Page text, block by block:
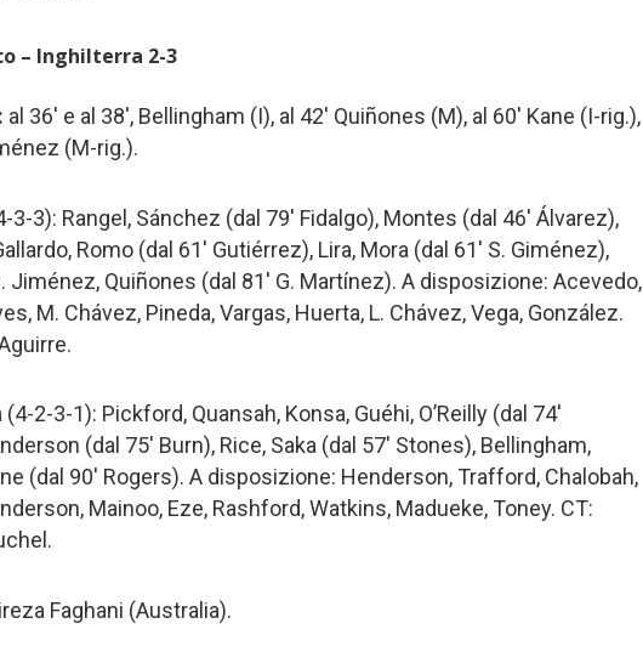
– Inghilterra 2-3
al 36′ e al 38′, Bellingham (I), al 42′ Quiñones (M), al 60′ Kane (I-rig.),
(M-rig.).
3-3): Rangel, Sánchez (dal 79′ Fidalgo), Montes (dal 46′ Álvarez),
Romo (dal 61′ Gutiérrez), Lira, Mora (dal 61′ S. Giménez),
Jiménez, Quiñones (dal 81′ G. Martínez). A disposizione: Acevedo,
M. Chávez, Pineda, Vargas, Huerta, L. Chávez, Vega, González.
(4-2-3-1): Pickford, Quansah, Konsa, Guéhi, O’Reilly (dal 74′
(dal 75′ Burn), Rice, Saka (dal 57′ Stones), Bellingham,
(dal 90′ Rogers). A disposizione: Henderson, Trafford, Chalobah,
Mainoo, Eze, Rashford, Watkins, Madueke, Toney. CT:
Faghani (Australia).